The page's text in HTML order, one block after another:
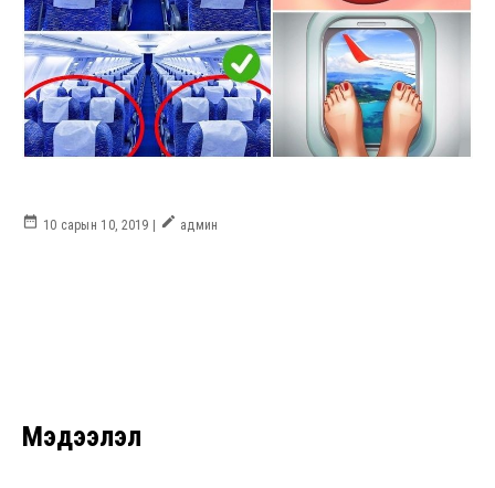
date_range 10 сарын 10, 2019 | create админ
Мэдээлэл